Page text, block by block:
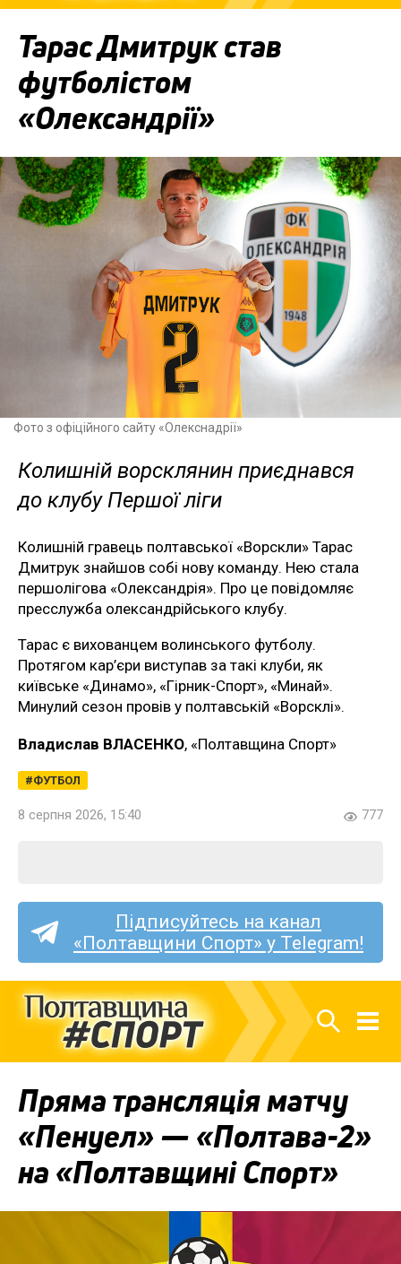
Тарас Дмитрук став
футболістом
«Олександрії»
Фото з офіційного сайту «Олекснадрії»
Колишній ворсклянин приєднався
до клубу Першої ліги
Колишній гравець полтавської «Ворскли» Тарас
Дмитрук знайшов собі нову команду. Нею стала
першолігова «Олександрія». Про це повідомляє
пресслужба олександрійського клубу.
Тарас є вихованцем волинського футболу.
Протягом кар’єри виступав за такі клуби, як
київське «Динамо», «Гірник-Спорт», «Минай».
Минулий сезон провів у полтавській «Ворсклі».
Владислав ВЛАСЕНКО, «Полтавщина Спорт»
ФУТБОЛ
8 серпня 2026, 15:40 777
Підписуйтесь на канал
«Полтавщини Спорт» у Telegram!
Пряма трансляція матчу
«Пенуел» — «Полтава-2»
на «Полтавщині Спорт»